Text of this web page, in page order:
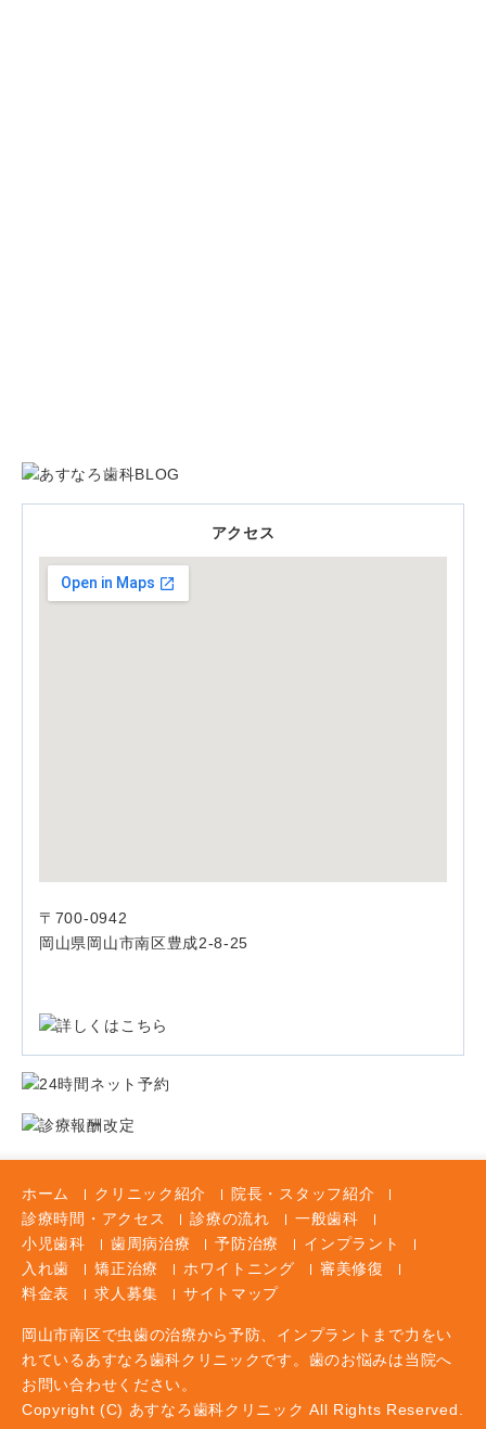
アクセス
〒700-0942
岡山県岡山市南区豊成2-8-25
ホーム クリニック紹介
院長・スタッフ紹介
診療時間・アクセス
診療の流れ
一般歯科
小児歯科
歯周病治療 予防治療
インプラント
入れ歯
矯正治療 ホワイトニング
審美修復
料金表
求人募集 サイトマップ
岡山市南区で虫歯の治療から予防、インプラントまで力をい
れているあすなろ歯科クリニックです。歯のお悩みは当院へ
お問い合わせください。
Copyright (C) あすなろ歯科クリニック All Rights Reserved.